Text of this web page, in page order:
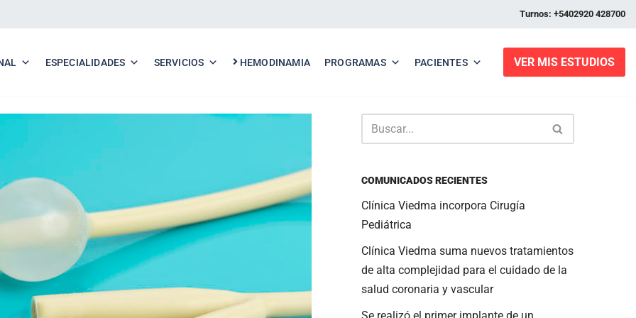
Turnos: +5402920 428700
ESPECIALIDADES SERVICIOS HEMODINAMIA PROGRAMAS PACIENTES VER MIS ESTUDIOS
COMUNICADOS RECIENTES
Clínica Viedma incorpora Cirugía
Pediátrica
Clínica Viedma suma nuevos tratamientos
de alta complejidad para el cuidado de la
salud coronaria y vascular